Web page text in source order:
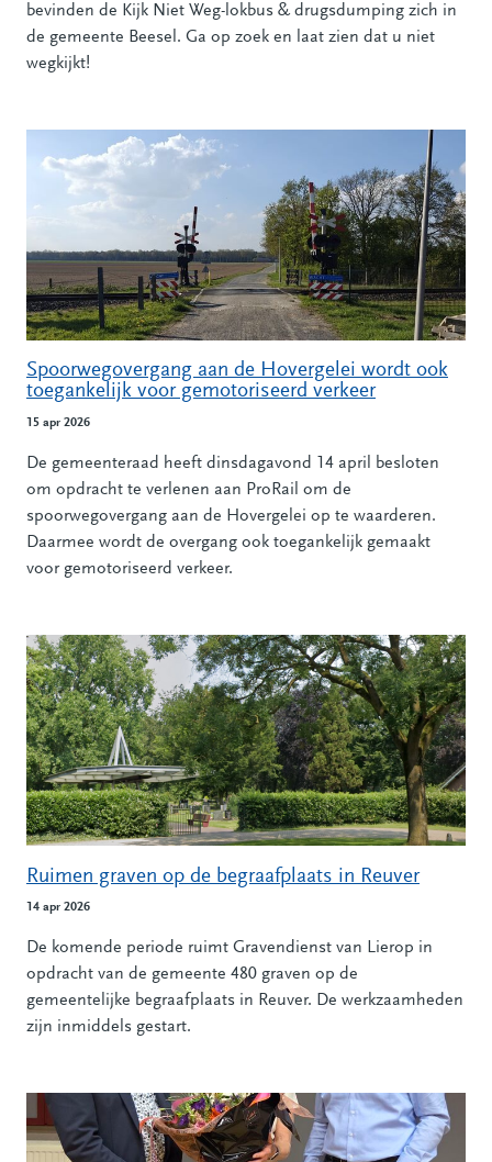
bevinden de Kijk Niet Weg-lokbus & drugsdumping zich in
de gemeente Beesel. Ga op zoek en laat zien dat u niet
wegkijkt!
Spoorwegovergang aan de Hovergelei wordt ook
toegankelijk voor gemotoriseerd verkeer
15 apr 2026
De gemeenteraad heeft dinsdagavond 14 april besloten
om opdracht te verlenen aan ProRail om de
spoorwegovergang aan de Hovergelei op te waarderen.
Daarmee wordt de overgang ook toegankelijk gemaakt
voor gemotoriseerd verkeer.
Ruimen graven op de begraafplaats in Reuver
14 apr 2026
De komende periode ruimt Gravendienst van Lierop in
opdracht van de gemeente 480 graven op de
gemeentelijke begraafplaats in Reuver. De werkzaamheden
zijn inmiddels gestart.